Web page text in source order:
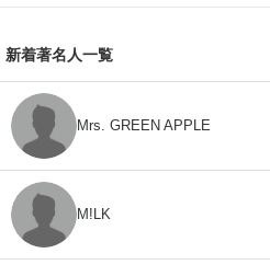
新着著名人一覧
Mrs. GREEN APPLE
M!LK